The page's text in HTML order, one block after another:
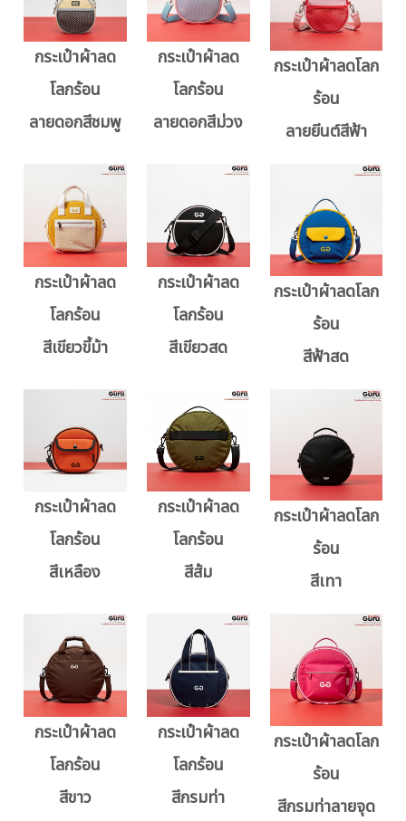
กระเป๋าผ้าลด
โลกร้อน
ลายดอกสีชมพู
กระเป๋าผ้าลด
โลกร้อน
ลายดอกสีม่วง
กระเป๋าผ้าลดโลก
ร้อน
ลายยีนต์สีฟ้า
กระเป๋าผ้าลด
โลกร้อน
สีเขียวขี้ม้า
กระเป๋าผ้าลด
โลกร้อน
สีเขียวสด
กระเป๋าผ้าลดโลก
ร้อน
สีฟ้าสด
กระเป๋าผ้าลด
โลกร้อน
สีเหลือง
กระเป๋าผ้าลด
โลกร้อน
สีส้ม
กระเป๋าผ้าลดโลก
ร้อน
สีเทา
กระเป๋าผ้าลด
โลกร้อน
สีขาว
กระเป๋าผ้าลด
โลกร้อน
สีกรมท่า
กระเป๋าผ้าลดโลก
ร้อน
สีกรมท่าลายจุด